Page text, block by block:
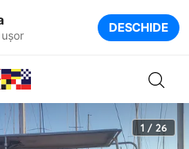
DESCHIDE
1 / 26